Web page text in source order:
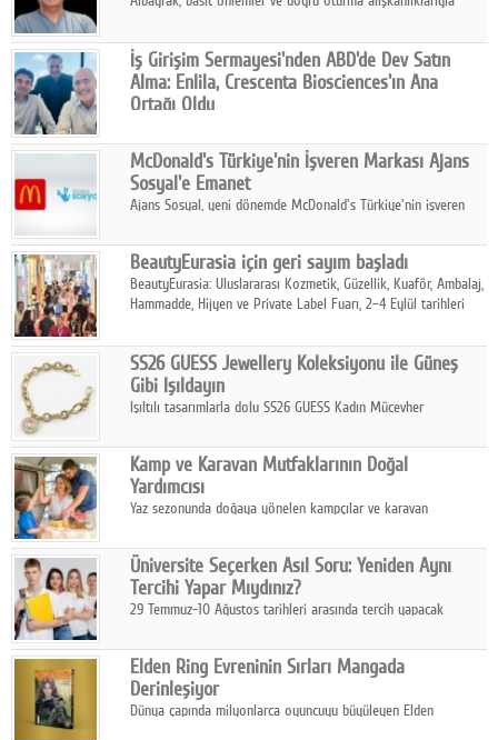
İş Girişim Sermayesi'nden ABD'de Dev Satın
Alma: Enlila, Crescenta Biosciences'ın Ana
Ortağı Oldu
stratejisini uluslararası ölçeğe taşıyan satın alma hamlesini
tamamladı.
McDonald's Türkiye'nin İşveren Markası Ajans
Sosyal'e Emanet
Ajans Sosyal, yeni dönemde McDonald's Türkiye'nin işveren
BeautyEurasia için geri sayım başladı
BeautyEurasia: Uluslararası Kozmetik, Güzellik, Kuaför, Ambalaj,
Hammadde, Hijyen ve Private Label Fuarı, 2–4 Eylül tarihleri
SS26 GUESS Jewellery Koleksiyonu ile Güneş
Gibi Işıldayın
Işıltılı tasarımlarla dolu SS26 GUESS Kadın Mücevher
dokunuşunu taşıyor.
Kamp ve Karavan Mutfaklarının Doğal
Yardımcısı
Yaz sezonunda doğaya yönelen kampçılar ve karavan
temizlik sağlayan, çevreye duyarlı bitkisel içerikli ürünleri tercih
ediyor.
Üniversite Seçerken Asıl Soru: Yeniden Aynı
Tercihi Yapar Mıydınız?
29 Temmuz-10 Ağustos tarihleri arasında tercih yapacak
Elden Ring Evreninin Sırları Mangada
Derinleşiyor
Dünya çapında milyonlarca oyuncuyu büyüleyen Elden